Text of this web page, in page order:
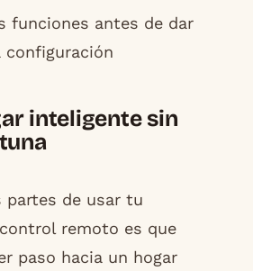
funciones antes de dar
inteligente sin
partes de usar tu
remoto es que
paso hacia un hogar